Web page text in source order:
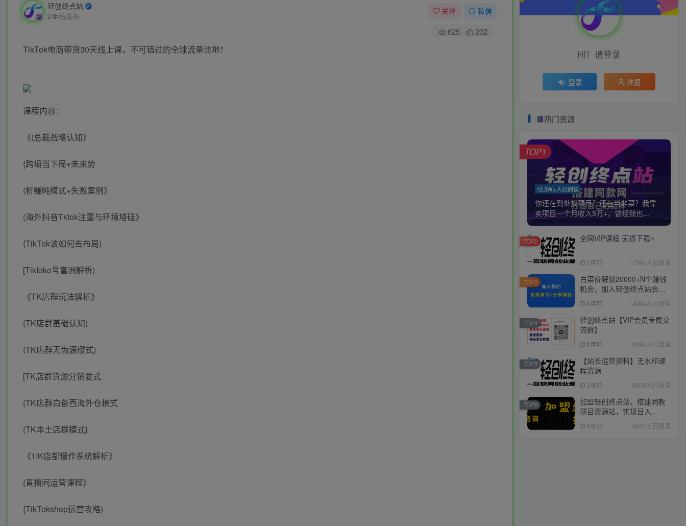
轻创终点站
2年前发布
关注 私信
625 202
TikTok电商带货30天线上课，不可错过的全球流量洼地！
课程内容：
《(总裁战略认知》
{跨墳当下局+未来势
(析赚盹模式+失败案例》
(海外抖音Tktok注董与环境塔硅》
{TikTok该如何去布局)
[TikIoko号富洲解析)
《TK店群玩法解析》
(TK店群基础认知)
(TK店群无齿源樱式)
[TK店群货源分销要式
(TK店群白备西海外仓横式
(TK本土店群模式}
《1IK店都慢作系统解析》
(直播间运营课程》
{TikTokshop运营攻略)
HI！请登录
登录 注册
热门资源
12.3W+人已阅读
你还在到处找项目？还在当韭菜？我靠
卖项目一个月收入5万+，曾经我也...
TOP1
全网VIP课程 无损下载~
2年前 1.7W+人已阅读
TOP2
白菜价解锁20000+N个赚钱
机会，加入轻创终点站会
员，全站资源免费学习。
3年前 1.4W+人已阅读
TOP3
轻创终点站【VIP会员专属交
流群】
3年前 9184人已阅读
TOP4
【站长运营资料】无水印课
程资源
3年前 6665人已阅读
TOP5
加盟轻创终点站，搭建同款
项目资源站，实现日入
2000+
3年前 4847人已阅读
TOP6